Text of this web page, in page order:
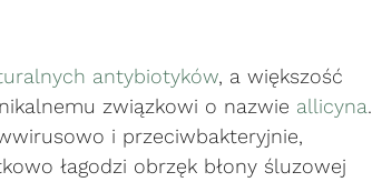
antybiotyków, a większość
związkowi o nazwie allicyna.
i przeciwbakteryjnie,
łagodzi obrzęk błony śluzowej